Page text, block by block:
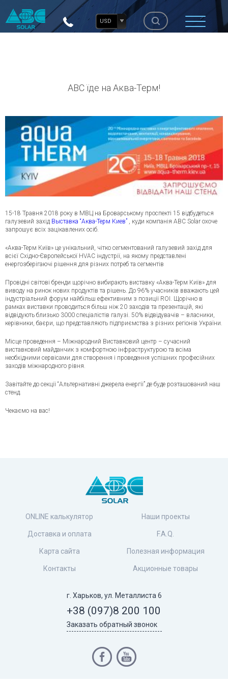
USD
ABC їде на Аква-Терм!
15-18 Травня 2018 року в МВЦ на Броварському проспекті 15 відбудеться
галузевий захід Выставка “Аква-Терм Киев” , куди компанія ABC Solar охоче
запрошує всіх зацікавлених осіб.
«Аква-Терм Київ» це унікальний, чітко сегментований галузевий захід для
всієї Східно-Європейської HVAC індустрії, на якому представлені
енергозберігаючі рішення для різних потреб та сегментів
Провідні світові бренди щорічно вибирають виставку «Аква-Терм Київ» для
виводу на ринок нових продуктів та рішень. До 96% учасників вважають цей
індустріальний форум найбільш ефективним з позиції ROI. Щорічно в
рамках виставки проводиться більш ніж 20 заходів та презентацій, які
відвідують близько 3000 спеціалістів галузі. 50% відвідувачів – власники,
керівники, баєри, що представляють підприємства з різних регіонів України.
Місце проведення – Міжнародний Виставковий центр – сучасний
виставковий майданчик з комфортною інфраструктурою та всіма
необхідними сервісами для створення і проведення успішних професійних
заходів міжнародного рівня.
Завітайте до секції “Альтернативні джерела енергії” де буде розташований наш
стенд.
Чекаємо на вас!
ONLINE калькулятор
Доставка и оплата
Карта сайта
Контакты
Наши проекты
F.A.Q.
Полезная информация
Акционные товары
г. Харьков, ул. Металлиста 6
+38 (097)8 200 100
Заказать обратный звонок